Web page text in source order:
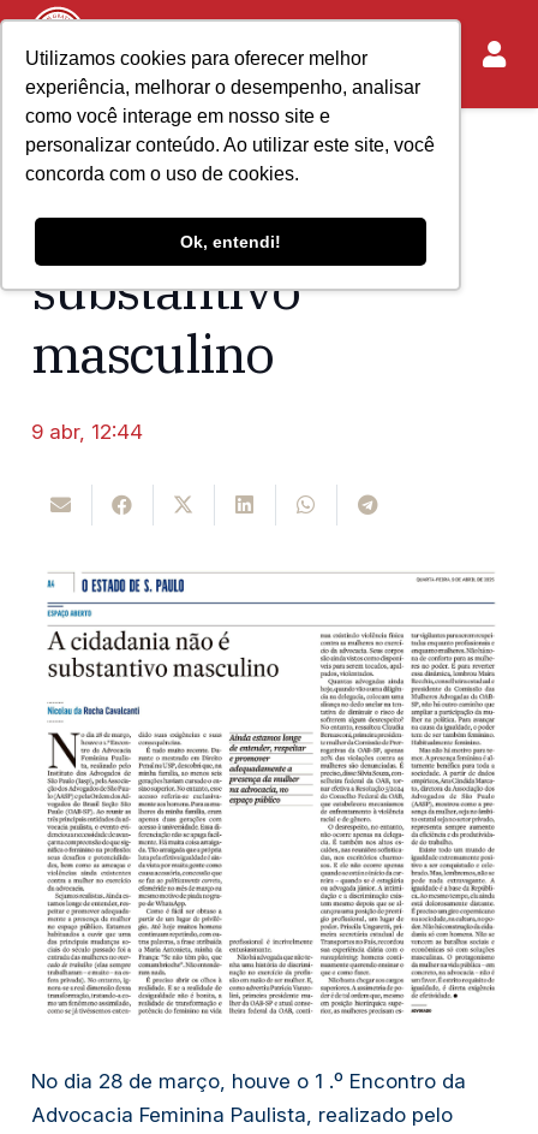
Utilizamos cookies para oferecer melhor
experiência, melhorar o desempenho, analisar
como você interage em nosso site e
personalizar conteúdo. Ao utilizar este site, você
concorda com o uso de cookies.
Ok, entendi!
Home Acontece no IASP
A cidadania não é
substantivo
masculino
9 abr, 12:44
No dia 28 de março, houve o 1 .º Encontro da
Advocacia Feminina Paulista, realizado pelo